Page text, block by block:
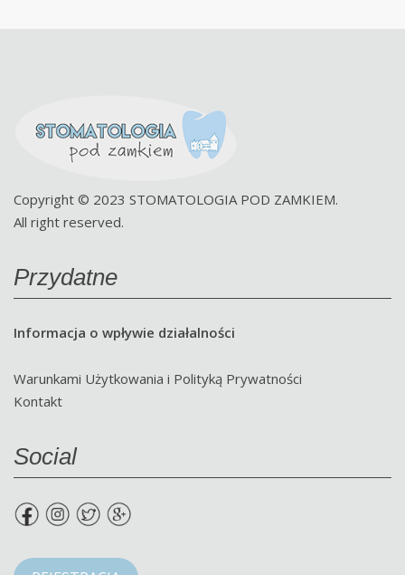
Copyright © 2023 STOMATOLOGIA POD ZAMKIEM.
All right reserved.
Przydatne
Informacja o wpływie działalności
Warunkami Użytkowania i Polityką Prywatności
Kontakt
Social